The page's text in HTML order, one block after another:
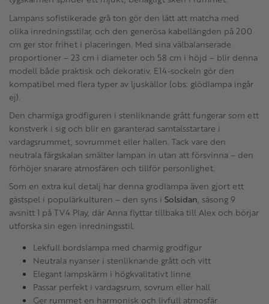
Lampans sofistikerade grå ton gör den lätt att matcha med
olika inredningsstilar, och den generösa kabellängden på 200
cm ger stor frihet i placeringen. Med sina välbalanserade
proportioner – 23 cm i diameter och 58 cm i höjd – blir denna
modell både praktisk och dekorativ. E14-sockeln gör den
kompatibel med flera typer av ljuskällor (obs: glödlampa ingår
ej).
Den charmiga grodfiguren i stenliknande grått fungerar som ett
konstverk i sig och blir en garanterad samtalsstartare i
vardagsrummet, sovrummet eller hallen. Tack vare den
neutrala färgskalan smälter lampan in utan att försvinna – den
förhöjer snarare atmosfären och tillför personlighet.
Som en extra kul detalj har denna grodlampa även gjort ett
gästspel i populärkulturen – den syns i Solsidan, säsong 9
avsnitt 1 på TV4 Play, där Anna flyttar tillbaka till Alex och börjar
utforska sin egen inredningsstil.
Lekfull bordslampa med charmig grodfigur
Neutrala nyanser i stenliknande grått och vitt
Elegant lampskärm i högkvalitativt linne
Passar perfekt i vardagsrum, sovrum eller hall
Ger rummet en harmonisk och livfull atmosfär